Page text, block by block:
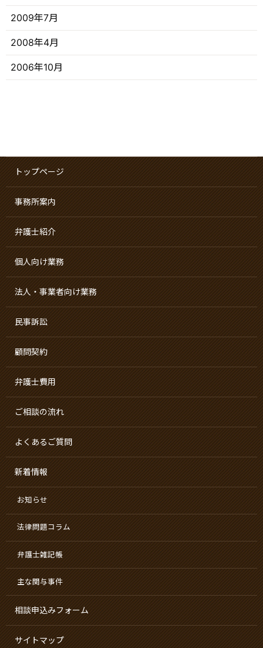
2009年7月
2008年4月
2006年10月
トップページ
事務所案内
弁護士紹介
個人向け業務
法人・事業者向け業務
民事訴訟
顧問契約
弁護士費用
ご相談の流れ
よくあるご質問
新着情報
お知らせ
法律問題コラム
弁護士雑記帳
主な関与事件
相談申込みフォーム
サイトマップ